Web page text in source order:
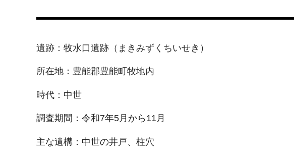
遺跡：牧水口遺跡（まきみずくちいせき）
所在地：豊能郡豊能町牧地内
時代：中世
調査期間：令和7年5月から11月
主な遺構：中世の井戸、柱穴